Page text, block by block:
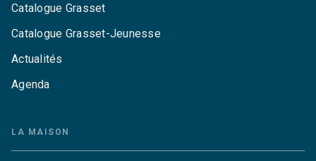
Catalogue Grasset
Catalogue Grasset-Jeunesse
Actualités
Agenda
LA MAISON